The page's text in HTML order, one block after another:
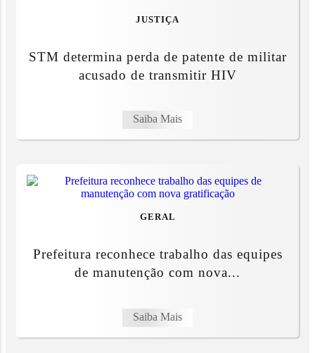
JUSTIÇA
STM determina perda de patente de militar
acusado de transmitir HIV
Saiba Mais
GERAL
Prefeitura reconhece trabalho das equipes
de manutenção com nova...
Saiba Mais